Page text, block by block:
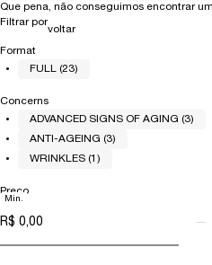
Main content
Que pena, não conseguimos encontrar
Refinements menu
Filtrar por
voltar
Format
FULL (23)
Concerns
ADVANCED SIGNS OF AGING (3)
ANTI-AGEING (3)
WRINKLES (1)
Preço
Min.